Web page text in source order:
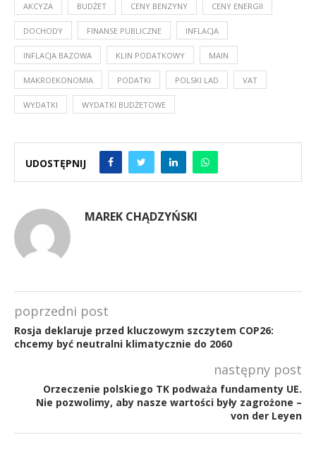
AKCYZA BUDŻET CENY BENZYNY CENY ENERGII
DOCHODY FINANSE PUBLICZNE INFLACJA
INFLACJA BAZOWA KLIN PODATKOWY MAIN
MAKROEKONOMIA PODATKI POLSKI LAD VAT
WYDATKI WYDATKI BUDŻETOWE
UDOSTĘPNIJ
MAREK CHĄDZYŃSKI
poprzedni post
Rosja deklaruje przed kluczowym szczytem COP26:
chcemy być neutralni klimatycznie do 2060
następny post
Orzeczenie polskiego TK podważa fundamenty UE.
Nie pozwolimy, aby nasze wartości były zagrożone –
von der Leyen